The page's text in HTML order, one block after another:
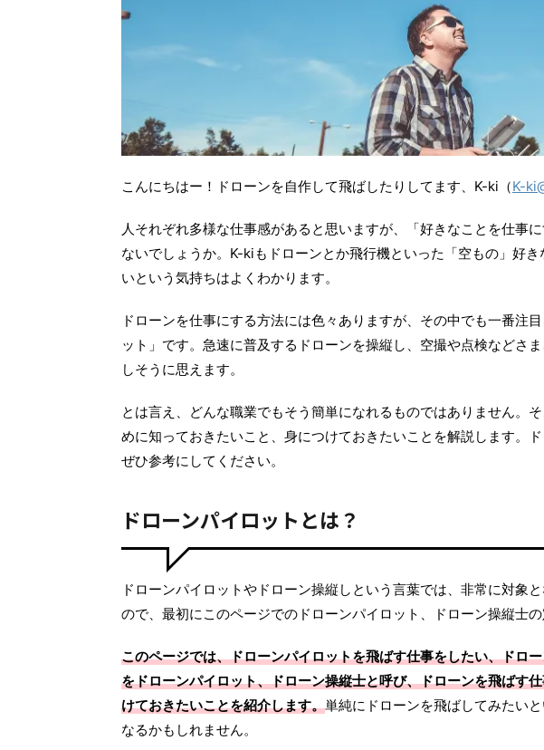
こんにちはー！ドローンを自作して飛ばしたりしてます、K-ki（K-
人それぞれ多様な仕事感があると思いますが、「好きなことを仕事
ないでしょうか。K-kiもドローンとか飛行機といった「空もの」好
いという気持ちはよくわかります。
ドローンを仕事にする方法には色々ありますが、その中でも一番注
ット」です。急速に普及するドローンを操縦し、空撮や点検などさ
しそうに思えます。
とは言え、どんな職業でもそう簡単になれるものではありません。
めに知っておきたいこと、身につけておきたいことを解説します。
ぜひ参考にしてください。
ドローンパイロットとは？
ドローンパイロットやドローン操縦しという言葉では、非常に対象
ので、最初にこのページでのドローンパイロット、ドローン操縦士の
このページでは、ドローンパイロットを飛ばす仕事をしたい、ドロ
をドローンパイロット、ドローン操縦士と呼び、ドローンを飛ばす
けておきたいことを紹介します。単純にドローンを飛ばしてみたい
なるかもしれません。
2024/11/3